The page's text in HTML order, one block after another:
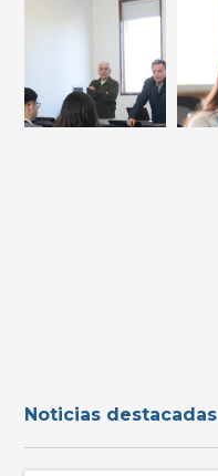
Noticias destacadas